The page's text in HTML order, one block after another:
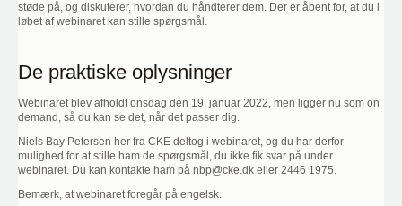
støde på, og diskuterer, hvordan du håndterer dem. Der er åbent for, at du i
løbet af webinaret kan stille spørgsmål.
De praktiske oplysninger
Webinaret blev afholdt onsdag den 19. januar 2022, men ligger nu som on
demand, så du kan se det, når det passer dig.
Niels Bay Petersen her fra CKE deltog i webinaret, og du har derfor
mulighed for at stille ham de spørgsmål, du ikke fik svar på under
webinaret. Du kan kontakte ham på nbp@cke.dk eller 2446 1975.
Bemærk, at webinaret foregår på engelsk.